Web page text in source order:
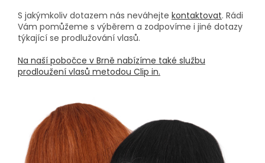
S jakýmkoliv dotazem nás neváhejte kontaktovat. Rádi
Vám pomůžeme s výběrem a zodpovíme i jiné dotazy
týkající se prodlužování vlasů.
Na naší pobočce v Brně nabízíme také službu
prodloužení vlasů metodou Clip in.